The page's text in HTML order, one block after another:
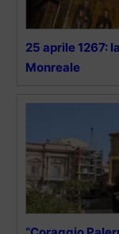
25 aprile 1267:
Monreale